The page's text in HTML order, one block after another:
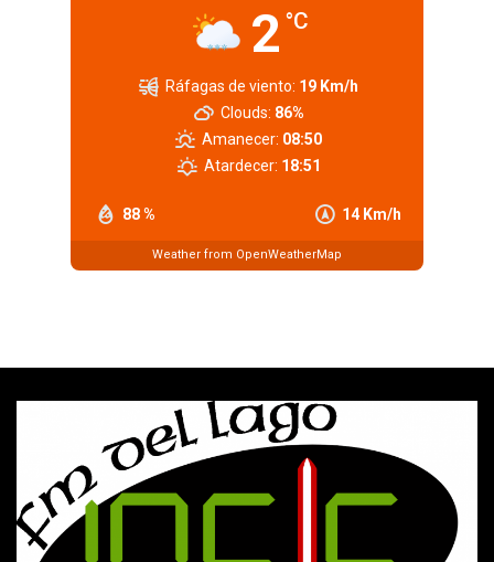
2 °C
88 % 14 Km/h
Ráfagas de viento: 19 Km/h
Clouds: 86%
Amanecer: 08:50
Atardecer: 18:51
Weather from OpenWeatherMap